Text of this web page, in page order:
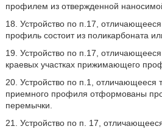
профилем из отвержденной
18. Устройство по п.17,
профиль состоит из поликарбоната
19. Устройство по п.17,
краевых участках прижимающего
20. Устройство по п.1, отличающееся
приемного профиля отформованы
перемычки.
21. Устройство по п. 17,